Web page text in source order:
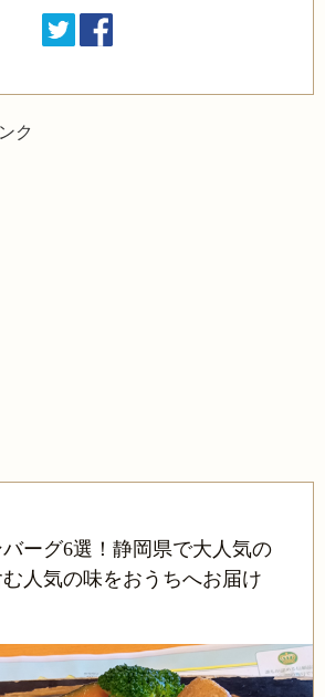
ク
ーグ6選！静岡県で大人気の
人気の味をおうちへお届け